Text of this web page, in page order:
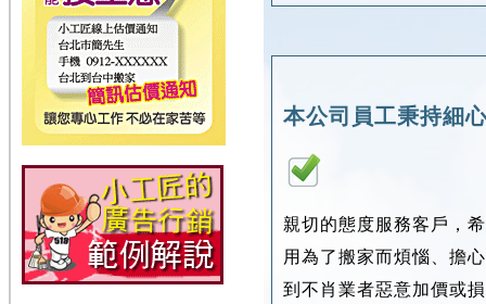
本公司員工秉持細
親切的態度服務客戶，
用為了搬家而煩惱、擔
到不肖業者惡意加價或